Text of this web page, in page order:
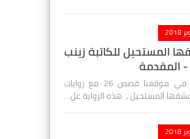
المستحيل للكاتبة زينب
مرحباً بكم أصدقائي وأحبابي في موقعنا قصص 26 مع روايات
المستحيل ، هذه الرواية عل…